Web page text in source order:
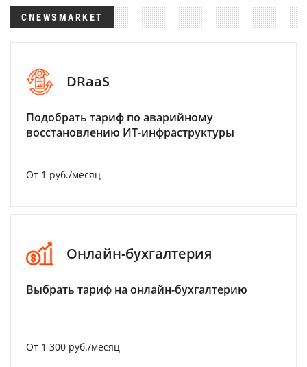
CNEWSMARKET
DRaaS
Подобрать тариф по аварийному
восстановлению ИТ-инфраструктуры
От 1 руб./месяц
Онлайн-бухгалтерия
Выбрать тариф на онлайн-бухгалтерию
От 1 300 руб./месяц